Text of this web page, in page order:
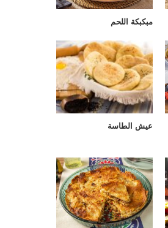
مبكبكة اللحم
عيش الطاسة